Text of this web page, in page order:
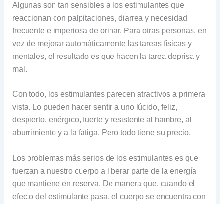
Algunas son tan sensibles a los estimulantes que
reaccionan con palpitaciones, diarrea y necesidad
frecuente e imperiosa de orinar. Para otras personas, en
vez de mejorar automáticamente las tareas físicas y
mentales, el resultado es que hacen la tarea deprisa y
mal.
Con todo, los estimulantes parecen atractivos a primera
vista. Lo pueden hacer sentir a uno lúcido, feliz,
despierto, enérgico, fuerte y resistente al hambre, al
aburrimiento y a la fatiga. Pero todo tiene su precio.
Los problemas más serios de los estimulantes es que
fuerzan a nuestro cuerpo a liberar parte de la energía
que mantiene en reserva. De manera que, cuando el
efecto del estimulante pasa, el cuerpo se encuentra con